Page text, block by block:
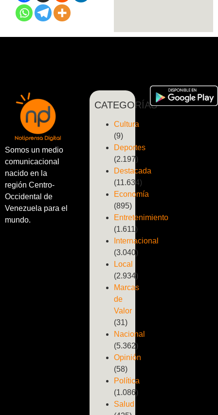
Somos un medio
comunicacional
nacido en la
región Centro-
Occidental de
Venezuela para el
mundo.
CATEGORÍAS
Cultura
(9)
Deportes
(2.197)
Destacada
(11.634)
Economía
(895)
Entretenimiento
(1.611)
Internacional
(3.040)
Local
(2.934)
Marcas
de
Valor
(31)
Nacional
(5.362)
Opinión
(58)
Política
(1.086)
Salud